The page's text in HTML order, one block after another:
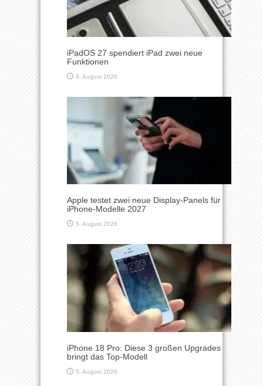
iPadOS 27 spendiert iPad zwei neue
Funktionen
6. August 2026
Apple testet zwei neue Display-Panels für
iPhone-Modelle 2027
5. August 2026
iPhone 18 Pro: Diese 3 großen Upgrades
bringt das Top-Modell
5. August 2026